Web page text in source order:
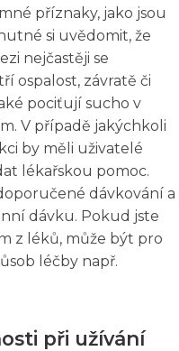
příznaky, jako jsou
si uvědomit, že
nejčastěji se
ospalost, závratě či
pociťují sucho v
V případě jakýchkoli
by měli uživatelé
lékařskou pomoc.
dávkování a
dávku. Pokud jste
z léků, může být pro
léčby např.
při užívání